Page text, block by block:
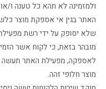
ולמזמינה לא תהא כל טענה ו/
האתר בגין אי אספקת מוצר
שלא יסופק על ידי רשת
מובהר בזאת, כי לקוח אשר
לאספקה, מפעילת האתר תעשה
מוצר חלופי זהה.